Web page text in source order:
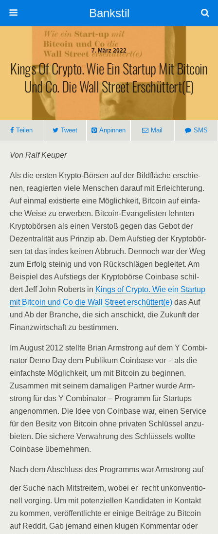
Bankstil
7. März 2022
Kings Of Cryp­to. Wie Ein Start­up Mit Bit­co­in
Und Co. Die Wall Street Erschüttert(e)
Tei­len Tweet Anpin­nen Mail SMS
Von Ralf Keuper
Als die ers­ten Kryp­to-Bör­sen auf der Bild­flä­che erschie­
nen, reagier­ten vie­le Men­schen dar­auf mit Erleich­te­rung.
Auf ein­mal exis­tier­te eine Mög­lich­keit, Bit­co­in auf ein­fa­
che Wei­se zu erwer­ben. Bit­co­in-Evan­ge­lis­ten lehn­ten
Kryp­to­bör­sen als einen Ver­stoß gegen das Gebot der
Dezen­tra­li­tät aus Prin­zip ab. Dem Auf­stieg der Kryp­to­bör­
sen tat das indes kei­nen Abbruch. Den­noch war der Weg
zum Erfolg stei­nig und von Rück­schlä­gen beglei­tet. Am
Bei­spiel des Auf­stiegs der Kryp­to­bör­se Coin­ba­se schil­
dert Jeff John Roberts in Kings of Cryp­to. Wie ein Start­up
mit Bit­co­in und Co die Wall Street erschüttert(e) das Auf
und Ab der Bran­che, die sich anschickt, die Zukunft der
Finanz­wirt­schaft zu bestimmen.
Im August 2012 stell­te Bri­an Arm­strong auf dem Y Com­bi­
na­tor Demo Day dem Publi­kum Coin­ba­se vor – als die
ein­fachs­te Mög­lich­keit, um mit Bit­co­in zu begin­nen.
Zusam­men mit sei­nem dama­li­gen Part­ner wur­de Arm­
strong für das Y Com­bi­na­tor – Pro­gramm für Start­ups
ange­nom­men. Die Idee von Coin­ba­se war, einen Ser­vice
für den Besitz von Bit­co­in ohne pri­va­ten Schlüs­sel anzu­
bie­ten. Die siche­re Ver­wah­rung des Schlüs­sels woll­te
Coin­ba­se übernehmen.
Nach dem Abschluss des Pro­gramms war Arm­strong auf
der Suche nach Mit­strei­tern, wobei er recht unkon­ven­tio­
nell vor­ging. Um mit poten­zi­el­len Kan­di­da­ten in Kon­takt
zu kom­men, ver­öf­fent­lich­te er eini­ge Bei­trä­ge zu Bit­co­in
auf Red­dit. Gab jemand einen klu­gen Kom­men­tar oder